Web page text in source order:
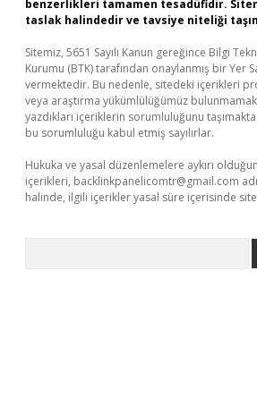
benzerlikleri tamamen tesadüfidir.
taslak halindedir ve tavsiye niteliği
Sitemiz, 5651 Sayılı Kanun gereğince Bilgi
Kurumu (BTK) tarafından onaylanmış bir Yer
vermektedir. Bu nedenle, sitedeki içerikleri
veya araştırma yükümlülüğümüz
yazdıkları içeriklerin sorumluluğunu
bu sorumluluğu kabul etmiş sayılırlar.
Hukuka ve yasal düzenlemelere aykırı
içerikleri, backlinkpanelicomtr@gmail.com
halinde, ilgili içerikler yasal süre içerisinde